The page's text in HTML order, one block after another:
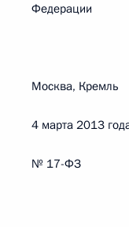
Москва, Кремль
4 марта 2013
№ 17-ФЗ